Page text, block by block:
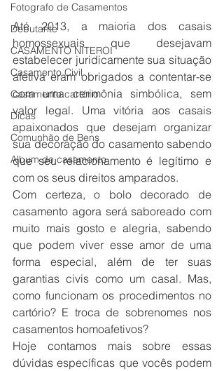
Fotografo de Casamentos
Debutante
CASAMENTO NITEROI
Casamento Civil
Casamento cartório
Dicas
Comunhão de Bens
Album de casamento
Até 2013, a maioria dos casais
homossexuais que desejavam
estabelecer juridicamente sua situação
afetiva eram obrigados a contentar-se
com uma cerimônia simbólica, sem
valor legal. Uma vitória aos casais
apaixonados que desejam organizar
sua decoração do casamento sabendo
que seu relacionamento é legítimo e
com os seus direitos amparados.
Com certeza, o bolo decorado de
casamento agora será saboreado com
muito mais gosto e alegria, sabendo
que podem viver esse amor de uma
forma especial, além de ter suas
garantias civis como um casal. Mas,
como funcionam os procedimentos no
cartório? E troca de sobrenomes nos
casamentos homoafetivos?
Hoje contamos mais sobre essas
dúvidas específicas que vocês podem